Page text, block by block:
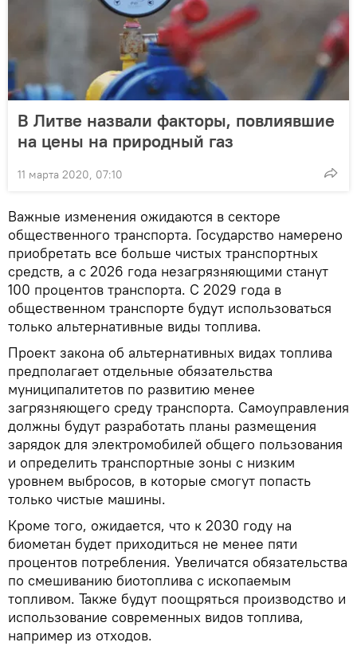
В Литве назвали факторы, повлиявшие
на цены на природный газ
11 марта 2020, 07:10
Важные изменения ожидаются в секторе
общественного транспорта. Государство намерено
приобретать все больше чистых транспортных
средств, а с 2026 года незагрязняющими станут
100 процентов транспорта. С 2029 года в
общественном транспорте будут использоваться
только альтернативные виды топлива.
Проект закона об альтернативных видах топлива
предполагает отдельные обязательства
муниципалитетов по развитию менее
загрязняющего среду транспорта. Самоуправления
должны будут разработать планы размещения
зарядок для электромобилей общего пользования
и определить транспортные зоны с низким
уровнем выбросов, в которые смогут попасть
только чистые машины.
Кроме того, ожидается, что к 2030 году на
биометан будет приходиться не менее пяти
процентов потребления. Увеличатся обязательства
по смешиванию биотоплива с ископаемым
топливом. Также будут поощряться производство и
использование современных видов топлива,
например из отходов.